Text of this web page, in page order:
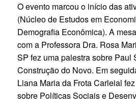
O evento marcou o início das
(Núcleo de Estudos em
Demografia Econômica). A
com a Professora Dra. Rosa
SP fez uma palestra sobre Paul
Construção do Novo. Em
Liana Maria da Frota Carleial
sobre Políticas Sociais e